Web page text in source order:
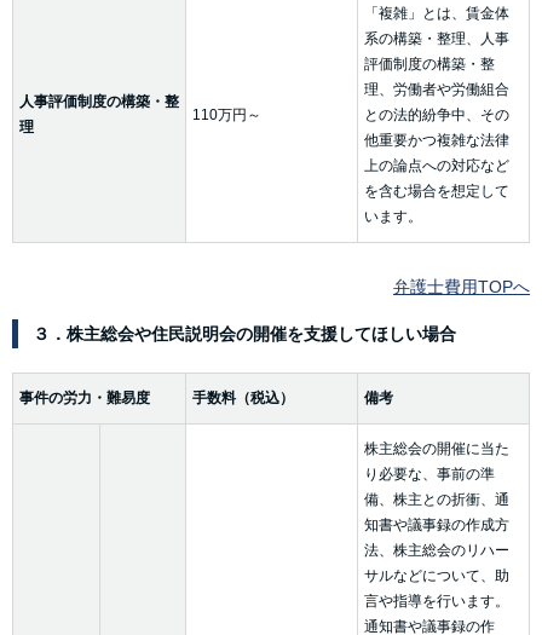
人事評価制度の構築・整
理
110万円～
「複雑」とは、賃金体
系の構築・整理、人事
評価制度の構築・整
理、労働者や労働組合
との法的紛争中、その
他重要かつ複雑な法律
上の論点への対応など
を含む場合を想定して
います。
弁護士費用TOPへ
３．株主総会や住民説明会の開催を支援してほしい場合
事件の労力・難易度 手数料（税込） 備考
株主総会の開催に当た
り必要な、事前の準
備、株主との折衝、通
知書や議事録の作成方
法、株主総会のリハー
サルなどについて、助
言や指導を行います。
通知書や議事録の作